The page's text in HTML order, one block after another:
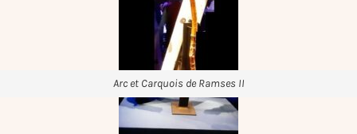
Arc et Carquois de Ramses II